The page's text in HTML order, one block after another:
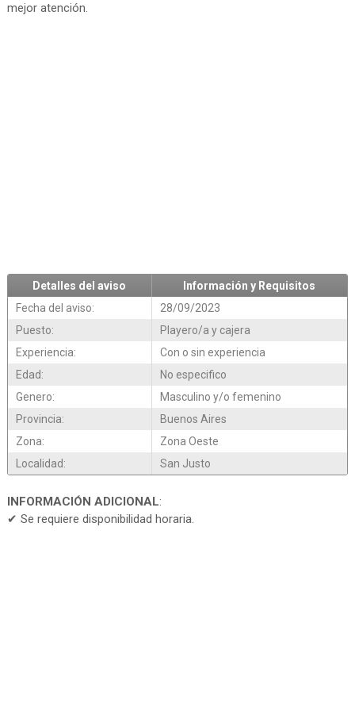
mejor atención.
Detalles del aviso
Información y Requisitos
Fecha del aviso:
28/09/2023
Puesto:
Playero/a y cajera
Experiencia:
Con o sin experiencia
Edad:
No especifico
Genero:
Masculino y/o femenino
Provincia:
Buenos Aires
Zona:
Zona Oeste
Localidad:
San Justo
INFORMACIÓN ADICIONAL:
✔ Se requiere disponibilidad horaria.